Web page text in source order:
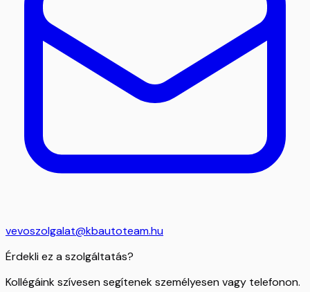
vevoszolgalat@kbautoteam.hu
Érdekli ez a szolgáltatás?
Kollégáink szívesen segítenek személyesen vagy telefonon.